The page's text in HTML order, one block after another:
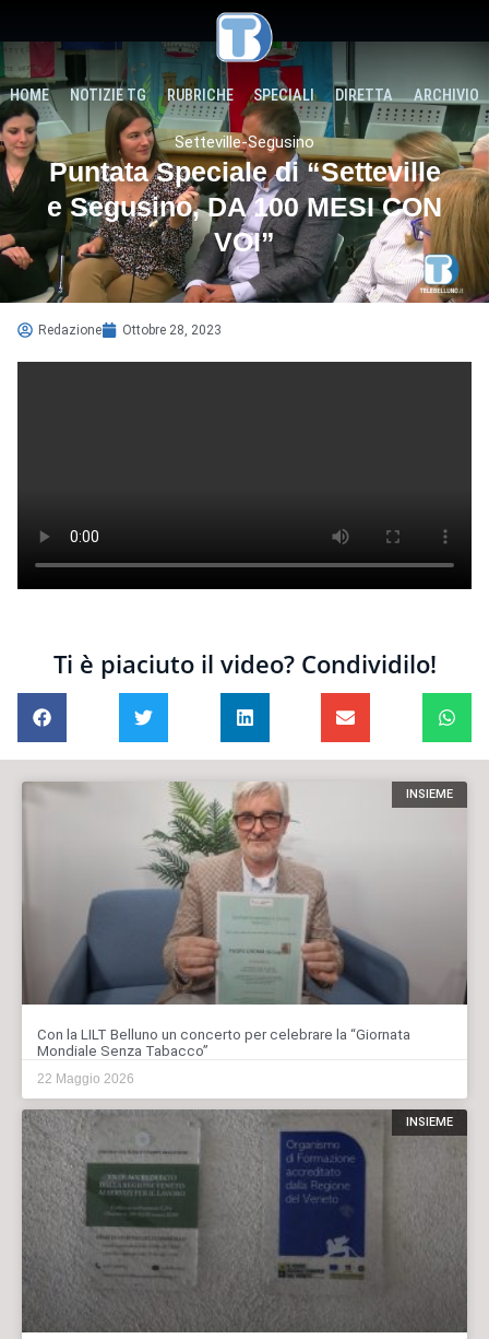
HOME NOTIZIE TG RUBRICHE SPECIALI DIRETTA ARCHIVIO
Setteville-Segusino
Puntata Speciale di “Setteville
e Segusino, DA 100 MESI CON
VOI”
Redazione Ottobre 28, 2023
Ti è piaciuto il video? Condividilo!
INSIEME
Con la LILT Belluno un concerto per celebrare la “Giornata
Mondiale Senza Tabacco”
22 Maggio 2026
INSIEME